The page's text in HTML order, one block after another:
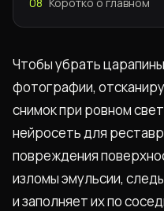
Чтобы убрать
фотографии,
снимок при ровном
нейросеть для
повреждения
изломы эмульсии,
и заполняет их по